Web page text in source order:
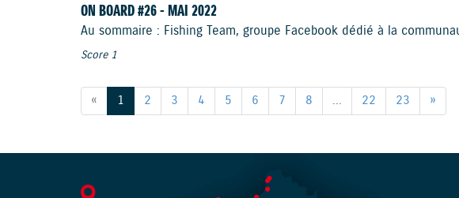
ON BOARD #26 - MAI 2022
Au sommaire : Fishing Team, groupe Facebook dédié à la
Score 1
« 1 2 3 4 5 6 7 8 ... 22 23 »